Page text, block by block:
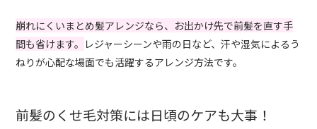
崩れにくいまとめ髪アレンジなら、お出かけ先で前髪を直す手
間も省けます。 レジャーシーンや雨の日など、汗や湿気によるう
ねりが心配な場面でも活躍するアレンジ方法です。
前髪のくせ毛対策には日頃のケアも大事！